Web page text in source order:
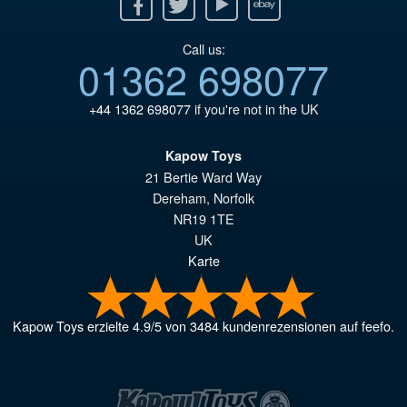
Call us:
01362 698077
+44 1362 698077if you're not in the UK
Kapow Toys
21 Bertie Ward Way
Dereham, Norfolk
NR19 1TE
UK
Karte
Kapow Toyserzielte4.9/5von 3484kundenrezensionen auf feefo.